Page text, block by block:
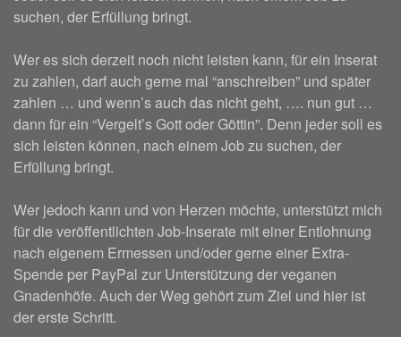
suchen, der Erfüllung bringt.
Wer es sich derzeit noch nicht leisten kann, für ein Inserat
zu zahlen, darf auch gerne mal “anschreiben” und später
zahlen … und wenn’s auch das nicht geht, …. nun gut …
dann für ein “Vergelt’s Gott oder Göttin”. Denn jeder soll es
sich leisten können, nach einem Job zu suchen, der
Erfüllung bringt.
Wer jedoch kann und von Herzen möchte, unterstützt mich
für die veröffentlichten Job-Inserate mit einer Entlohnung
nach eigenem Ermessen und/oder gerne einer Extra-
Spende per PayPal zur Unterstützung der veganen
Gnadenhöfe. Auch der Weg gehört zum Ziel und hier ist
der erste Schritt.